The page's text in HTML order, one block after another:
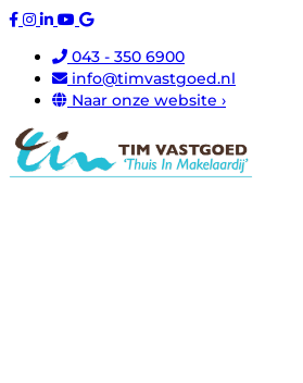
043 - 350 6900
info@timvastgoed.nl
Naar onze website ›